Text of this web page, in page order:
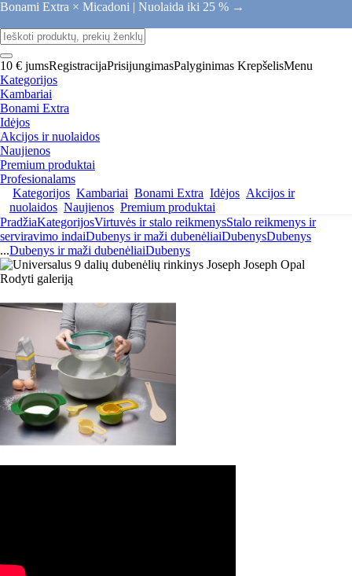
Bonami Extra × Micadoni | Nuolaida iki 25 % →
10 € jumsRegistracijaPrisijungimasPalyginimas KrepšelisMenu
Kategorijos
Kambariai
Bonami Extra
Idėjos
Akcijos ir nuolaidos
Naujienos
Premium produktai
Profesionalams
Kategorijos Kambariai Bonami Extra Idėjos Akcijos ir
nuolaidos Naujienos Premium produktai
PradžiaKategorijosVirtuvės ir stalo reikmenysStalo reikmenys ir
serviravimo indaiDubenys ir maži dubenėliaiDubenysDubenys
...Dubenys ir maži dubenėliaiDubenys
Rodyti galeriją